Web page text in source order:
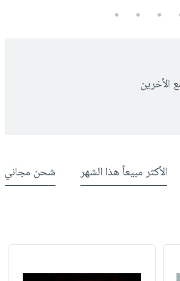
3
4
5
الأخرين
الأكثر مبيعاً هذا الشهر شحن مجاني